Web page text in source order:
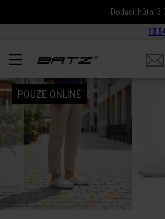
Dodací lhůta: 3-
POUZE ONLINE